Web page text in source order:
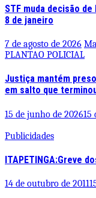
STF muda decisão
8 de janeiro
7 de agosto de 2026
PLANTAO POLICIAL
Justiça mantém
em salto que
15 de junho de 202615
Publicidades
ITAPETINGA:Greve
14 de outubro de 2011